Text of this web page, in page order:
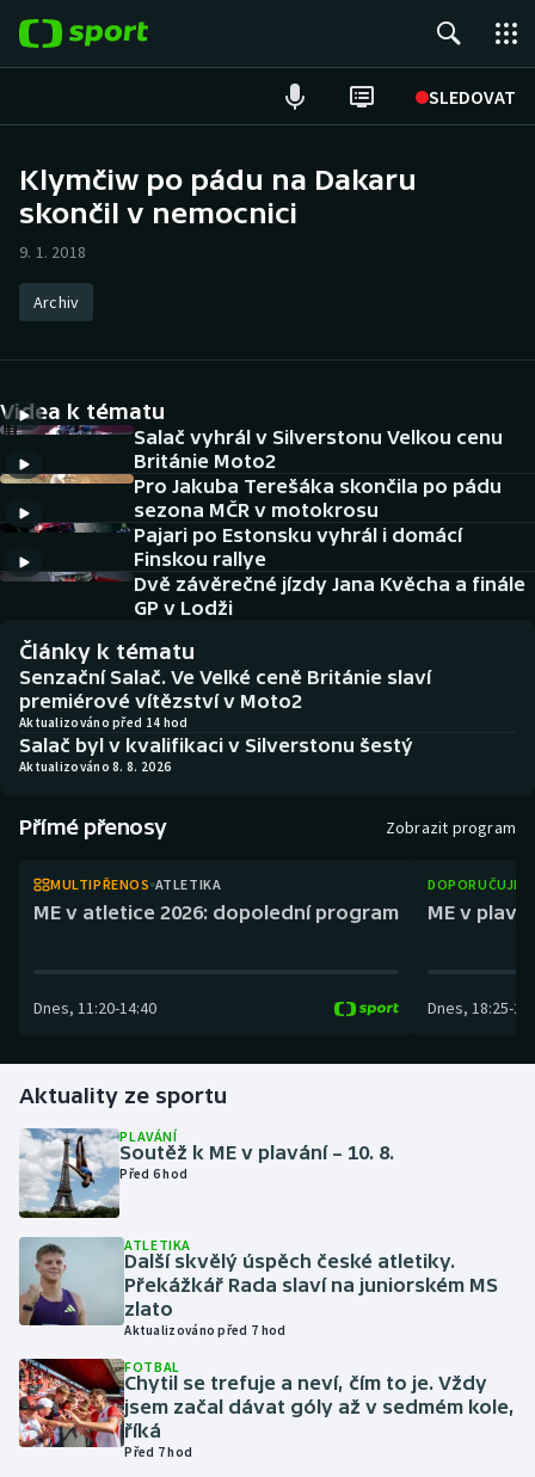
SLEDOVAT
Hokej
Atletika
DALŠÍ SPORTY
Americký fotbal
Baseball a softbal
Biatlon
Boby a skeleton
Curling
Dostihy
Futsal
Golf
Gymnastika
Házená
Jezdectví
Judo
Krasobruslení
Lezení
NEPŘEHLÉDNĚTE
Historické návraty
Aplikace ČT sport
AZ kvíz
Klymčiw po pádu na Dakaru
skončil v nemocnici
9. 1. 2018
Archiv
Videa k tématu
Salač vyhrál v Silverstonu Velkou cenu
Británie Moto2
Pro Jakuba Terešáka skončila po pádu
sezona MČR v motokrosu
Pajari po Estonsku vyhrál i domácí
Finskou rallye
Dvě závěrečné jízdy Jana Kvěcha a finále
GP v Lodži
Články k tématu
Senzační Salač. Ve Velké ceně Británie slaví
premiérové vítězství v Moto2
Aktualizováno před 14 hod
Salač byl v kvalifikaci v Silverstonu šestý
Aktualizováno 8. 8. 2026
Přímé přenosy Zobrazit program
MULTIPŘENOS ATLETIKA
ME v atletice 2026: dopolední program
Dnes, 11:20-14:40
ME v
Dnes, 18:25-
Aktuality ze sportu
PLAVÁNÍ
Soutěž k ME v plavání – 10. 8.
Před 6 hod
ATLETIKA
Další skvělý úspěch české atletiky.
Překážkář Rada slaví na juniorském MS
zlato
Aktualizováno před 7 hod
FOTBAL
Chytil se trefuje a neví, čím to je. Vždy
jsem začal dávat góly až v sedmém kole,
říká
Před 7 hod